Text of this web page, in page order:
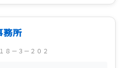
務所
８－３－２０２